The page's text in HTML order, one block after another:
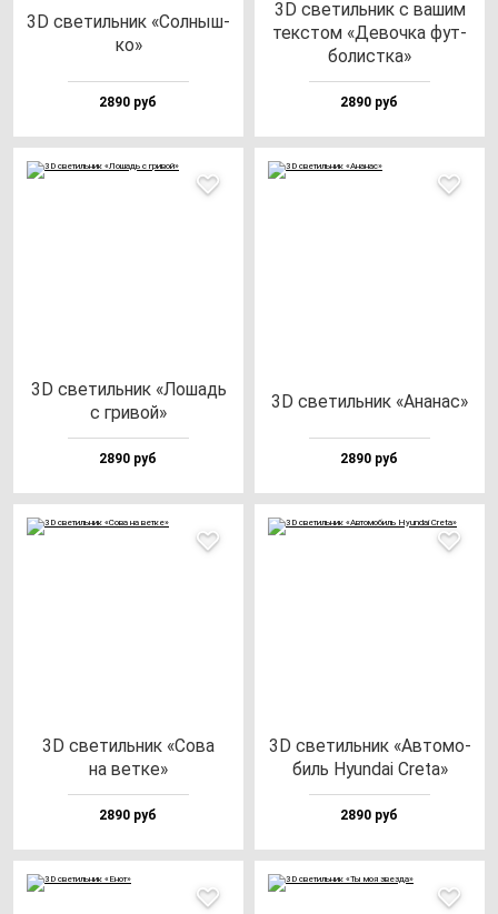
3D све­тиль­ник «Сол­ныш­
ко»
2890 руб
3D све­тиль­ник с ва­шим
тек­стом «Девоч­ка фут­
бо­лис­тка»
2890 руб
3D све­тиль­ник «Лошадь
с гри­вой»
2890 руб
3D све­тиль­ник «Ана­нас»
2890 руб
3D све­тиль­ник «Сова
на вет­ке»
2890 руб
3D све­тиль­ник «Авто­мо­
биль Hyun­dai Cre­ta»
2890 руб